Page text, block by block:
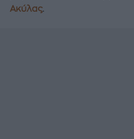
Ακύλας.